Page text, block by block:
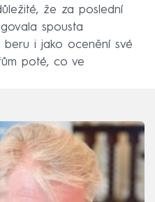
že za poslední
spousta
beru i jako ocenění své
poté, co ve